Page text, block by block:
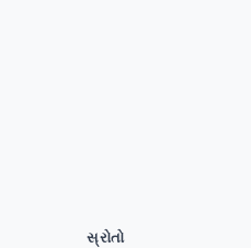
સ્રોતો